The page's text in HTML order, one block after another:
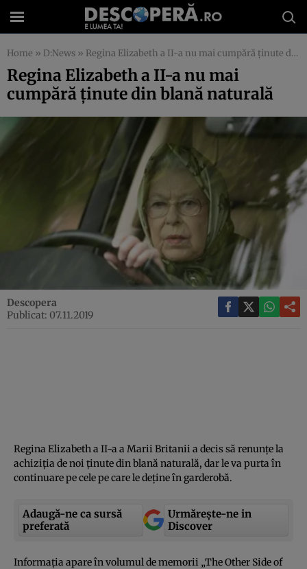
Home » D:News » Regina Elizabeth a II-a nu mai cumpără ţinute din blană naturală
Regina Elizabeth a II-a nu mai
cumpără ţinute din blană naturală
Descopera
Publicat: 07.11.2019
Regina Elizabeth a II-a a Marii Britanii a decis să renunţe la
achiziţia de noi ţinute din blană naturală, dar le va purta în
continuare pe cele pe care le deţine în garderobă.
Adaugă-ne ca sursă
preferată
Urmărește-ne in
Discover
Informaţia apare în volumul de memorii „The Other Side of